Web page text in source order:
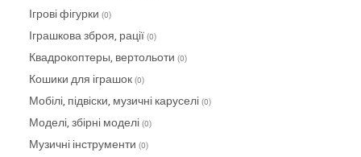
Ігрові фігурки (0)
Іграшкова зброя, рації (0)
Квадрокоптеры, вертольоти (0)
Кошики для іграшок (0)
Мобілі, підвіски, музичні каруселі (0)
Моделі, збірні моделі (0)
Музичні інструменти (0)